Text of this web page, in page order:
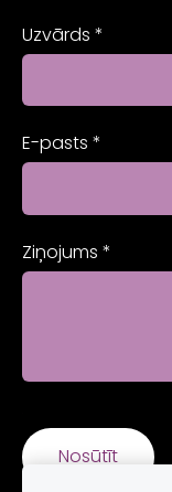
Uzvārds *
E-pasts *
Ziņojums *